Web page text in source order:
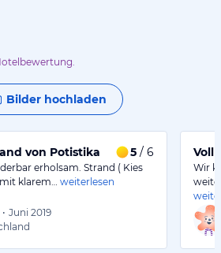
Bilder hochladen
von Potistika 5 / 6
erholsam. Strand ( Kies
klarem…
weiterlesen
• Juni 2019
Wir